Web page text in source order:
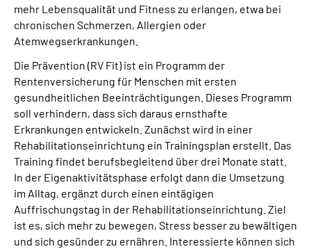
mehr Lebensqualität und Fitness zu erlangen, etwa bei
chronischen Schmerzen, Allergien oder
Atemwegserkrankungen.
Die Prävention (RV Fit) ist ein Programm der
Rentenversicherung für Menschen mit ersten
gesundheitlichen Beeinträchtigungen. Dieses Programm
soll verhindern, dass sich daraus ernsthafte
Erkrankungen entwickeln. Zunächst wird in einer
Rehabilitationseinrichtung ein Trainingsplan erstellt. Das
Training findet berufsbegleitend über drei Monate statt.
In der Eigenaktivitätsphase erfolgt dann die Umsetzung
im Alltag, ergänzt durch einen eintägigen
Auffrischungstag in der Rehabilitationseinrichtung. Ziel
ist es, sich mehr zu bewegen, Stress besser zu bewältigen
und sich gesünder zu ernähren. Interessierte können sich